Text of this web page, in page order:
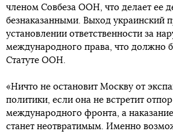
членом Совбеза ООН, что делает ее
безнаказанными. Выход украинский
установлении ответственности за
международного права, что должно
Статуте ООН.
«Ничто не остановит Москву от
политики, если она не встретит
международного фронта, а
станет неотвратимым. Именно